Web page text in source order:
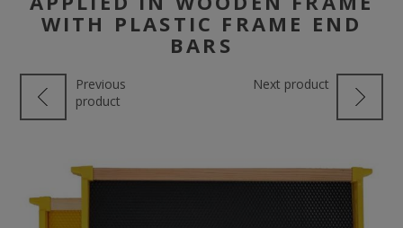
WITH PLASTIC FRAME END
BARS
Previous
product
Next product